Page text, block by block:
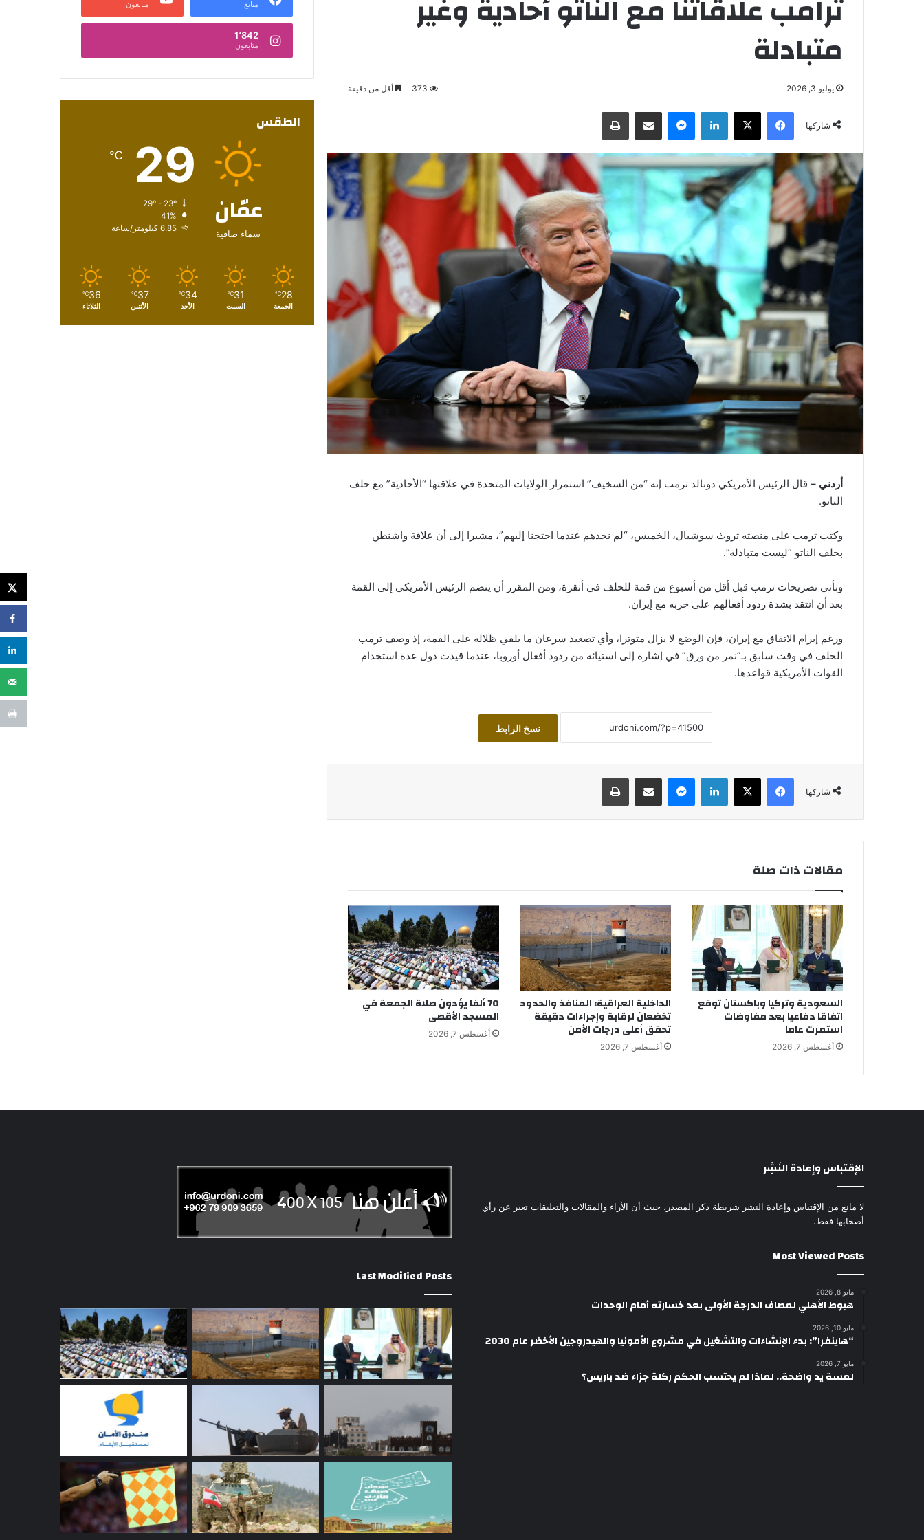
ترامب علاقاتنا مع الناتو أحادية وغير
متبادلة
يوليو 3, 2026 373 أقل من دقيقة
شاركها
فيسبوك لينكدإن
أردني – قال الرئيس الأمريكي دونالد ترمب إنه “من السخيف” استمرار الولايات المتحدة في علاقتها “الأحادية” مع حلف
الناتو.
وكتب ترمب على منصته تروث سوشيال، الخميس، “لم نجدهم عندما احتجنا إليهم”، مشيرا إلى أن علاقة واشنطن
بحلف الناتو “ليست متبادلة”.
وتأتي تصريحات ترمب قبل أقل من أسبوع من قمة للحلف في أنقرة، ومن المقرر أن ينضم الرئيس الأمريكي إلى القمة
بعد أن انتقد بشدة ردود أفعالهم على حربه مع إيران.
ورغم إبرام الاتفاق مع إيران، فإن الوضع لا يزال متوترا، وأي تصعيد سرعان ما يلقي ظلاله على القمة، إذ وصف ترمب
الحلف في وقت سابق بـ”نمر من ورق” في إشارة إلى استيائه من ردود أفعال أوروبا، عندما قيدت دول عدة استخدام
القوات الأمريكية قواعدها.
نسخ الرابط
شاركها
فيسبوك لينكدإن
مقالات ذات صلة
السعودية وتركيا وباكستان توقع
اتفاقا دفاعيا بعد مفاوضات
استمرت عاما
أغسطس 7, 2026
الداخلية العراقية: المنافذ والحدود
تخضعان لرقابة وإجراءات دقيقة
تحقق أعلى درجات الأمن
أغسطس 7, 2026
70 ألفا يؤدون صلاة الجمعة في
المسجد الأقصى
أغسطس 7, 2026
متابع متابعون
1٬842
متابعون
الطقس
عمّان
سماء صافية
29
℃
41%
6.85 كيلومتر/ساعة
28
℃
الجمعة
31
℃
السبت
34
℃
الأحد
37
℃
الأثنين
36
℃
الثلاثاء
الإقتباس وإعادة النَشِر
لا مانع من الإقتباس وإعادة النشر شريطة ذكر المصدر، حيث أن الأراء والمقالات والتعليقات تعبر عن رأي
أصحابها فقط.
Most Viewed Posts
مايو 8, 2026
هبوط الأهلي لمصاف الدرجة الأولى بعد خسارته أمام الوحدات
مايو 10, 2026
“هاينفرا”: بدء الإنشاءات والتشغيل في مشروع الأمونيا والهيدروجين الأخضر عام 2030
مايو 7, 2026
لمسة يد واضحة.. لماذا لم يحتسب الحكم ركلة جزاء ضد باريس؟
Last Modified Posts